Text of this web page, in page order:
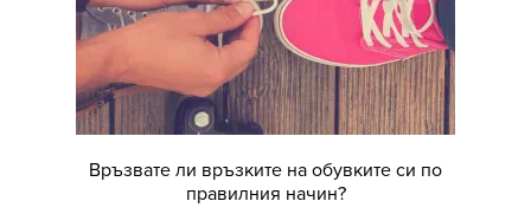
Връзвате ли връзките на обувките си по
правилния начин?